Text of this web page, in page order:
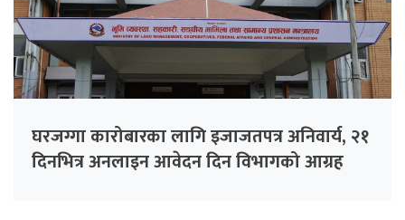
घरजग्गा कारोबारका लागि इजाजतपत्र अनिवार्य, २१
दिनभित्र अनलाइन आवेदन दिन विभागको आग्रह